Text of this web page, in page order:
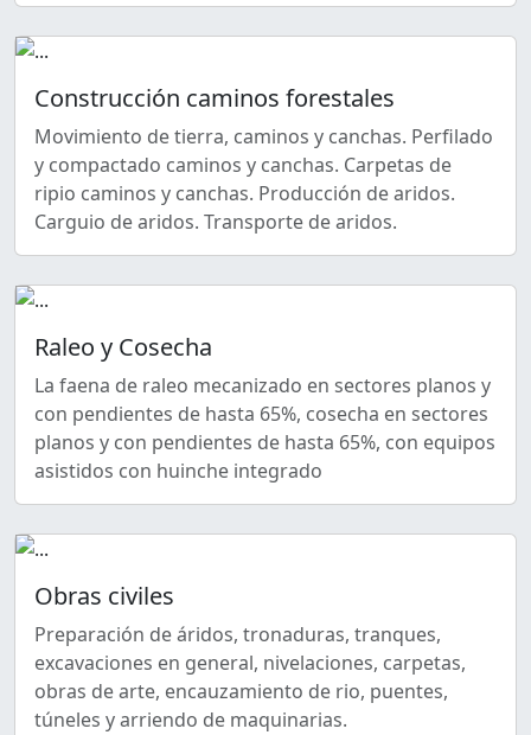
Construcción caminos forestales
Movimiento de tierra, caminos y canchas. Perfilado
y compactado caminos y canchas. Carpetas de
ripio caminos y canchas. Producción de aridos.
Carguio de aridos. Transporte de aridos.
Raleo y Cosecha
La faena de raleo mecanizado en sectores planos y
con pendientes de hasta 65%, cosecha en sectores
planos y con pendientes de hasta 65%, con equipos
asistidos con huinche integrado
Obras civiles
Preparación de áridos, tronaduras, tranques,
excavaciones en general, nivelaciones, carpetas,
obras de arte, encauzamiento de rio, puentes,
túneles y arriendo de maquinarias.